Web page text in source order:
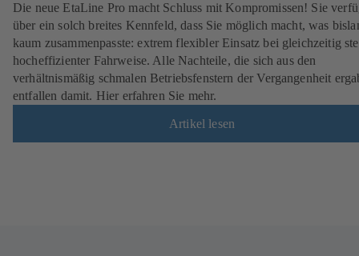
Die neue EtaLine Pro macht Schluss mit Kompromissen! Sie
über ein solch breites Kennfeld, dass Sie möglich macht, was
kaum zusammenpasste: extrem flexibler Einsatz bei gleichzeitig
hocheffizienter Fahrweise. Alle Nachteile, die sich aus den
verhältnismäßig schmalen Betriebsfenstern der Vergangenheit
entfallen damit. Hier erfahren Sie mehr.
Artikel lesen